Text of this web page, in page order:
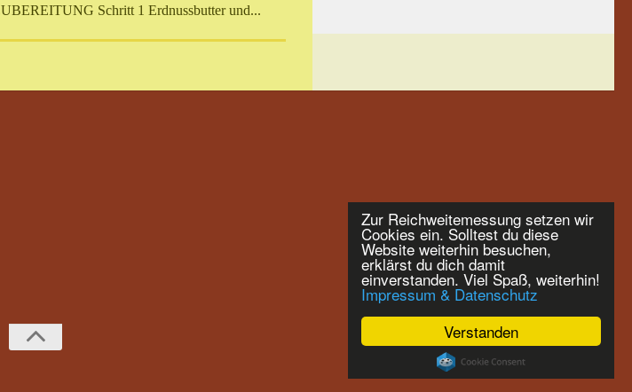
Verstanden
Zur Reichweitemessung setzen wir
Cookies ein. Solltest du diese
Website weiterhin besuchen,
erklärst du dich damit
einverstanden. Viel Spaß, weiterhin!
Impressum & Datenschutz
Schritt 1 Erdnussbutter und...